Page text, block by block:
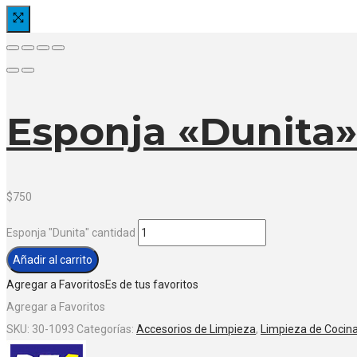
Esponja «Dunita»
$750
Esponja "Dunita" cantidad
Añadir al carrito
Agregar a FavoritosEs de tus favoritos
Agregar a Favoritos
SKU: 30-1093 Categorías: Accesorios de Limpieza, Limpieza de